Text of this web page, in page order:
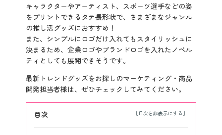
キャラクターやアーティスト、スポーツ選手などの姿
をプリントできるタテ長形状で、さまざまなジャンル
の推し活グッズにおすすめ！
また、シンプルにロゴだけ入れてもスタイリッシュに
決まるため、企業ロゴやブランドロゴを入れたノベル
ティとしても展開できそうです。
最新トレンドグッズをお探しのマーケティング・商品
開発担当者様は、ぜひチェックしてみてください。
目次